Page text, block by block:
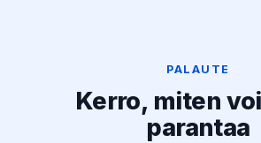
PALAUTE
Kerro, miten
parantaa